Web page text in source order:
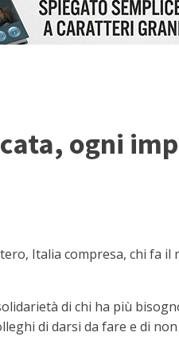
ogni
Italia compresa, chi fa
di chi ha più
di darsi da fare e di